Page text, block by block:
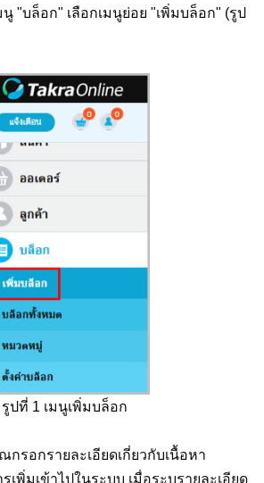
ล็อก" เลือกเมนูย่อย "เพิ่มบล็อก" (รูป
รูปที่ 1 เมนูเพิ่มบล็อก
อกรายละเอียดเกี่ยวกับเนื้อหา
พิ่มเข้าไปในระบบ เมื่อระบุรายละเอียด